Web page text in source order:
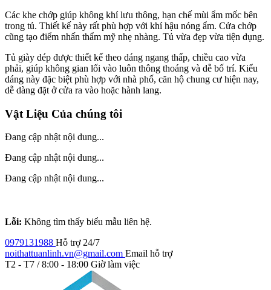
Các khe chớp giúp không khí lưu thông, hạn chế mùi ẩm mốc bên
trong tủ. Thiết kế này rất phù hợp với khí hậu nóng ẩm. Cửa chớp
cũng tạo điểm nhấn thẩm mỹ nhẹ nhàng. Tủ vừa đẹp vừa tiện dụng.
Tủ giày dép được thiết kế theo dáng ngang thấp, chiều cao vừa
phải, giúp không gian lối vào luôn thông thoáng và dễ bố trí. Kiểu
dáng này đặc biệt phù hợp với nhà phố, căn hộ chung cư hiện nay,
dễ dàng đặt ở cửa ra vào hoặc hành lang.
Vật Liệu Của chúng tôi
Đang cập nhật nội dung...
Đang cập nhật nội dung...
Đang cập nhật nội dung...
Lỗi: Không tìm thấy biểu mẫu liên hệ.
0979131988 Hỗ trợ 24/7
noithattuanlinh.vn@gmail.com Email hỗ trợ
T2 - T7 / 8:00 - 18:00 Giờ làm việc